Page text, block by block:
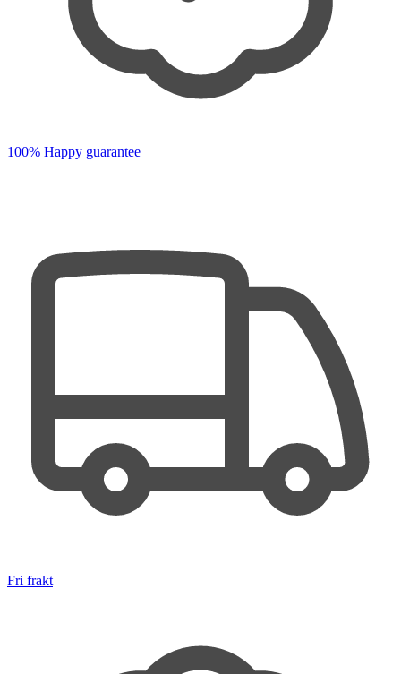
100% Happy guarantee
Fri frakt